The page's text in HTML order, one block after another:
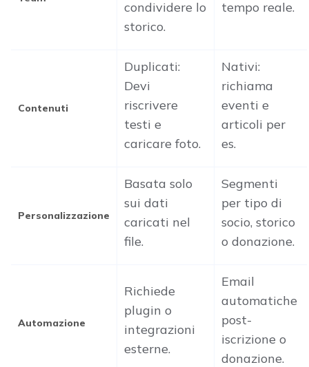
condividere lo
storico.
tempo reale.
Contenuti
Duplicati:
Devi
riscrivere
testi e
caricare foto.
Nativi:
richiama
eventi e
articoli per
es.
Personalizzazione
Basata solo
sui dati
caricati nel
file.
Segmenti
per tipo di
socio, storico
o donazione.
Automazione
Richiede
plugin o
integrazioni
esterne.
Email
automatiche
post-
iscrizione o
donazione.